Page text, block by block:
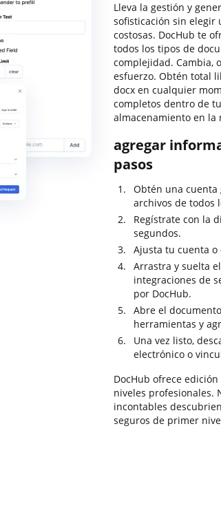
Lleva la gestión y
sofisticación sin elegir
costosas. DocHub te
todos los tipos de
complejidad. Cambia,
esfuerzo. Obtén total
docx en cualquier
completos dentro de
almacenamiento en la
agregar
pasos
Obtén una cuenta
archivos de todos
Regístrate con la
segundos.
Ajusta tu cuenta
Arrastra y suelta
integraciones de
por DocHub.
Abre el
herramientas y
Una vez listo,
electrónico o
DocHub ofrece
niveles profesionales.
incontables
seguros de primer